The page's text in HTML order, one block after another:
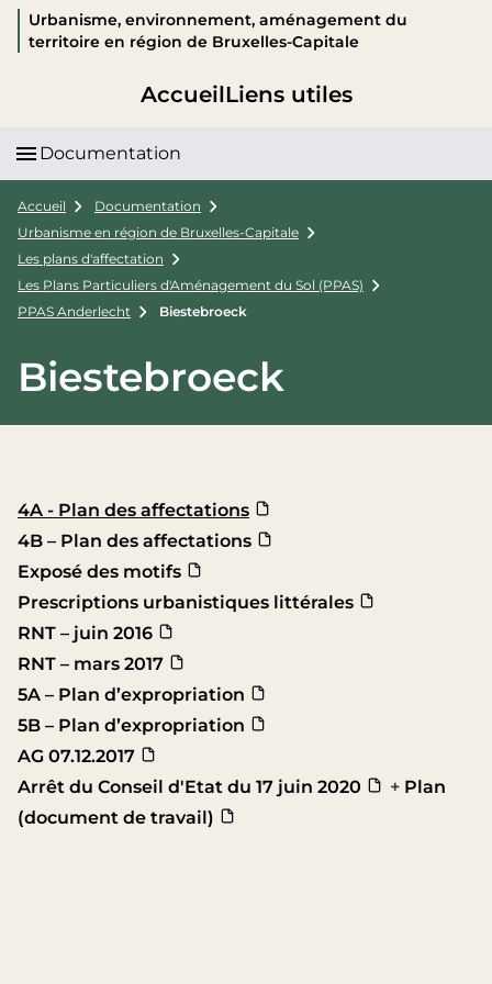
Urbanisme, environnement, aménagement du
territoire en région de Bruxelles-Capitale
AccueilLiens utiles
Documentation
Accueil
Documentation
Urbanisme en région de Bruxelles-Capitale
Les plans d'affectation
Les Plans Particuliers d'Aménagement du Sol (PPAS)
PPAS Anderlecht
Biestebroeck
Biestebroeck
4A - Plan des affectations
4B – Plan des affectations
Exposé des motifs
Prescriptions urbanistiques littérales
RNT – juin 2016
RNT – mars 2017
5A – Plan d’expropriation
5B – Plan d’expropriation
AG 07.12.2017
Arrêt du Conseil d'Etat du 17 juin 2020
+ Plan
(document de travail)